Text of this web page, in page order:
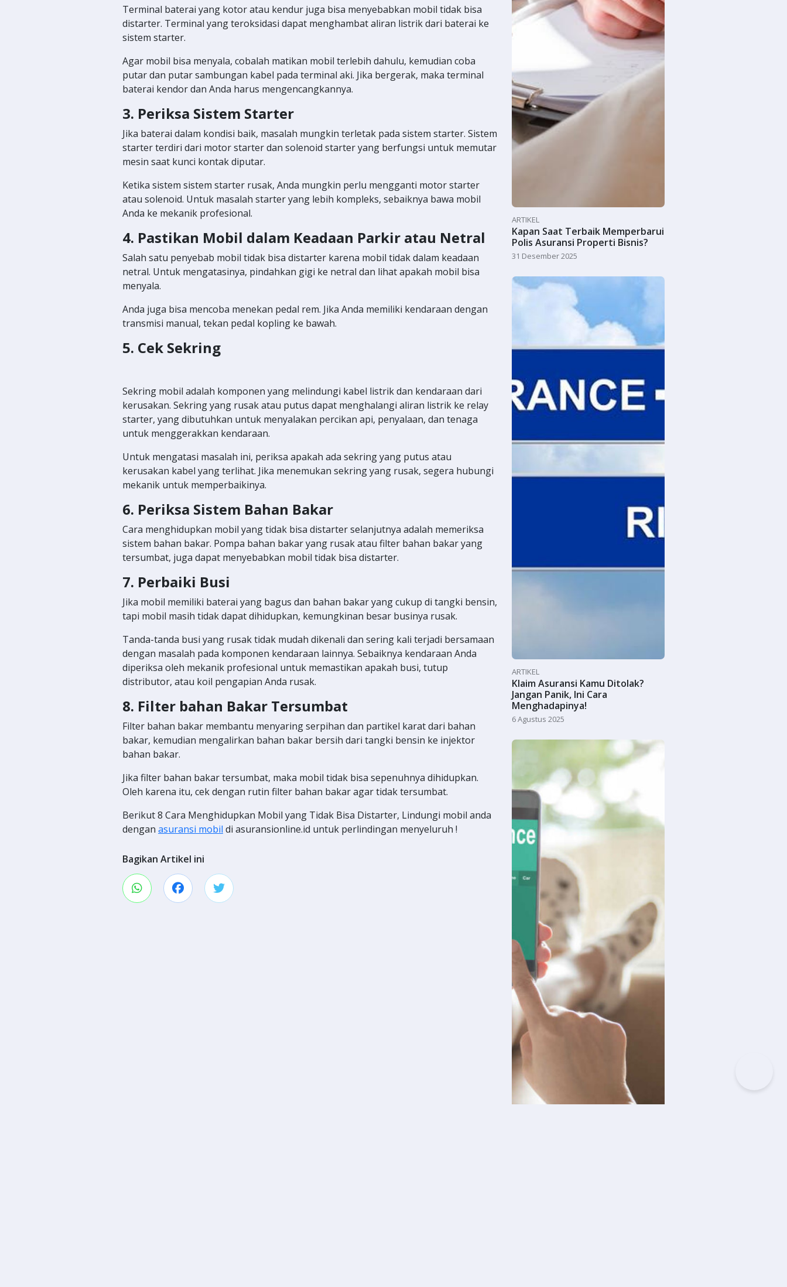
Terminal baterai yang kotor atau kendur juga bisa menyebabkan mobil tidak bisa
distarter. Terminal yang teroksidasi dapat menghambat aliran listrik dari baterai ke
sistem starter.
Agar mobil bisa menyala, cobalah matikan mobil terlebih dahulu, kemudian coba
putar dan putar sambungan kabel pada terminal aki. Jika bergerak, maka terminal
baterai kendor dan Anda harus mengencangkannya.
3. Periksa Sistem Starter
Jika baterai dalam kondisi baik, masalah mungkin terletak pada sistem starter. Sistem
starter terdiri dari motor starter dan solenoid starter yang berfungsi untuk memutar
mesin saat kunci kontak diputar.
Ketika sistem sistem starter rusak, Anda mungkin perlu mengganti motor starter
atau solenoid. Untuk masalah starter yang lebih kompleks, sebaiknya bawa mobil
Anda ke mekanik profesional.
4. Pastikan Mobil dalam Keadaan Parkir atau Netral
Salah satu penyebab mobil tidak bisa distarter karena mobil tidak dalam keadaan
netral. Untuk mengatasinya, pindahkan gigi ke netral dan lihat apakah mobil bisa
menyala.
Anda juga bisa mencoba menekan pedal rem. Jika Anda memiliki kendaraan dengan
transmisi manual, tekan pedal kopling ke bawah.
5. Cek Sekring
Sekring mobil adalah komponen yang melindungi kabel listrik dan kendaraan dari
kerusakan. Sekring yang rusak atau putus dapat menghalangi aliran listrik ke relay
starter, yang dibutuhkan untuk menyalakan percikan api, penyalaan, dan tenaga
untuk menggerakkan kendaraan.
Untuk mengatasi masalah ini, periksa apakah ada sekring yang putus atau
kerusakan kabel yang terlihat. Jika menemukan sekring yang rusak, segera hubungi
mekanik untuk memperbaikinya.
6. Periksa Sistem Bahan Bakar
Cara menghidupkan mobil yang tidak bisa distarter selanjutnya adalah memeriksa
sistem bahan bakar. Pompa bahan bakar yang rusak atau filter bahan bakar yang
tersumbat, juga dapat menyebabkan mobil tidak bisa distarter.
7. Perbaiki Busi
Jika mobil memiliki baterai yang bagus dan bahan bakar yang cukup di tangki bensin,
tapi mobil masih tidak dapat dihidupkan, kemungkinan besar businya rusak.
Tanda-tanda busi yang rusak tidak mudah dikenali dan sering kali terjadi bersamaan
dengan masalah pada komponen kendaraan lainnya. Sebaiknya kendaraan Anda
diperiksa oleh mekanik profesional untuk memastikan apakah busi, tutup
distributor, atau koil pengapian Anda rusak.
8. Filter bahan Bakar Tersumbat
Filter bahan bakar membantu menyaring serpihan dan partikel karat dari bahan
bakar, kemudian mengalirkan bahan bakar bersih dari tangki bensin ke injektor
bahan bakar.
Jika filter bahan bakar tersumbat, maka mobil tidak bisa sepenuhnya dihidupkan.
Oleh karena itu, cek dengan rutin filter bahan bakar agar tidak tersumbat.
Berikut 8 Cara Menghidupkan Mobil yang Tidak Bisa Distarter, Lindungi mobil anda
dengan asuransi mobil di asuransionline.id untuk perlindingan menyeluruh !
Bagikan Artikel ini
ARTIKEL
Kapan Saat Terbaik Memperbarui
Polis Asuransi Properti Bisnis?
31 Desember 2025
ARTIKEL
Klaim Asuransi Kamu Ditolak?
Jangan Panik, Ini Cara
Menghadapinya!
6 Agustus 2025